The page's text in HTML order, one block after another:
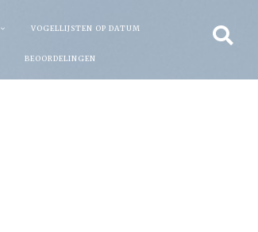
VOGELLIJSTEN OP DATUM
BEOORDELINGEN